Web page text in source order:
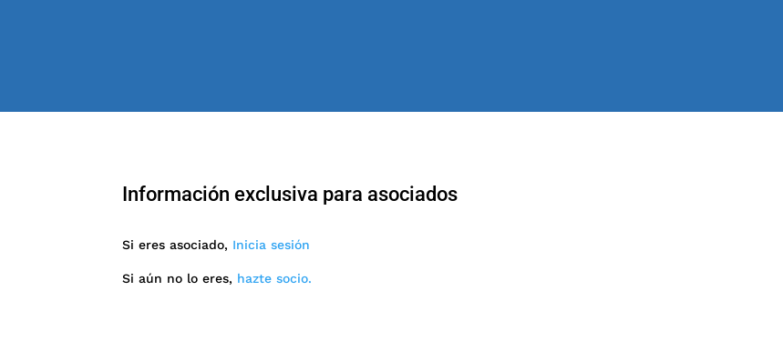
Información exclusiva para asociados
Si eres asociado, Inicia sesión
Si aún no lo eres, hazte socio.